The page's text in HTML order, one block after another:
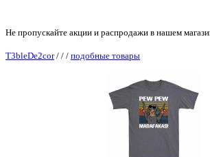
Не пропускайте акции и распродажи в нашем
T3bleDe2cor/ / / подобные товары